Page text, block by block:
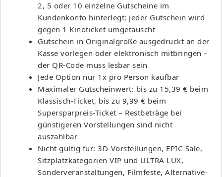
2, 5 oder 10 einzelne Gutscheine im
Kundenkonto hinterlegt; jeder Gutschein wird
gegen 1 Kinoticket umgetauscht
Gutschein in Originalgröße ausgedruckt an der
Kasse vorlegen oder elektronisch mitbringen –
der QR-Code muss lesbar sein
Jede Option nur 1x pro Person kaufbar
Maximaler Gutscheinwert: bis zu 15,39 € beim
Klassisch-Ticket, bis zu 9,99 € beim
Supersparpreis-Ticket – Restbeträge bei
günstigeren Vorstellungen sind nicht
auszahlbar
Nicht gültig für: 3D-Vorstellungen, EPIC-Säle,
Sitzplatzkategorien VIP und ULTRA LUX,
Sonderveranstaltungen, Filmfeste, Alternative-